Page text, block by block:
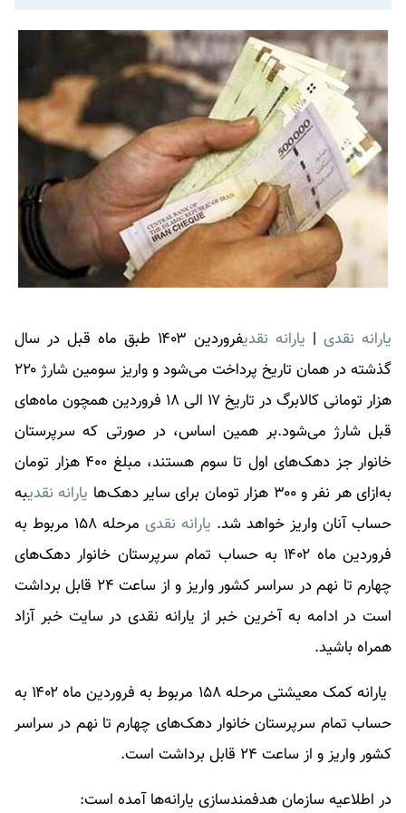
یارانه نقدی | یارانه نقدی
فروردین ۱۴۰۳ طبق ماه قبل در سال
گذشته در همان تاریخ پرداخت می‌شود و واریز سومین شارژ ۲۲۰
هزار تومانی کالابرگ در تاریخ ۱۷ الی ۱۸ فروردین همچون ماه‌های
قبل شارژ می‌شود.بر همین اساس، در صورتی که سرپرستان
خانوار جز دهک‌های اول تا سوم هستند، مبلغ ۴۰۰ هزار تومان
به‌ازای هر نفر و ۳۰۰ هزار تومان برای سایر دهک‌ها
یارانه نقدیبه
حساب آنان واریز خواهد شد. یارانه نقدی
مرحله ۱۵۸ مربوط به
فروردین ماه ۱۴۰۲ به حساب تمام سرپرستان خانوار دهک‌های
چهارم تا نهم در سراسر کشور واریز و از ساعت ۲۴ قابل برداشت
است در ادامه به آخرین خبر از یارانه نقدی در سایت خبر آزاد
همراه باشید.
یارانه کمک معیشتی مرحله ۱۵۸ مربوط به فروردین ماه ۱۴۰۲ به
حساب تمام سرپرستان خانوار دهک‌های چهارم تا نهم در سراسر
کشور واریز و از ساعت ۲۴ قابل برداشت است.
در اطلاعیه سازمان هدفمندسازی یارانه‌ها آمده است: